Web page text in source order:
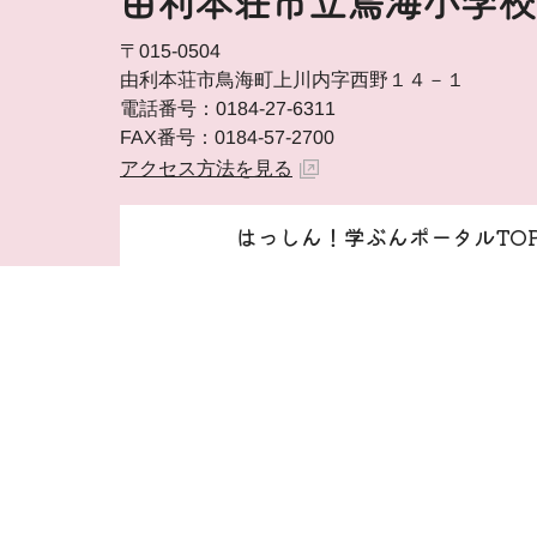
〒015-0504
由利本荘市鳥海町上川内字西野１４－１
電話番号：0184-27-6311
FAX番号：0184-57-2700
アクセス方法を見る
はっしん！学ぶんポータル